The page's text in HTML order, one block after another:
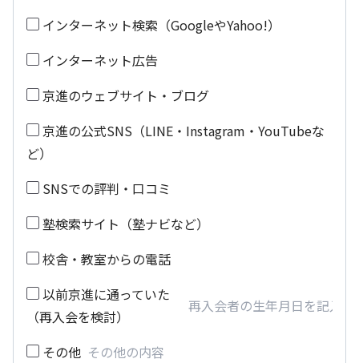
インターネット検索（GoogleやYahoo!）
インターネット広告
京進のウェブサイト・ブログ
京進の公式SNS（LINE・Instagram・YouTubeな
ど）
SNSでの評判・口コミ
塾検索サイト（塾ナビなど）
校舎・教室からの電話
以前京進に通っていた
（再入会を検討）
その他